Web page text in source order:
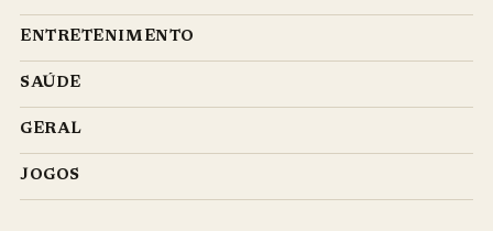
ENTRETENIMENTO
SAÚDE
GERAL
JOGOS